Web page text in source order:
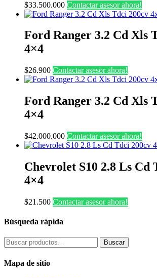
$33.500.000 Contactar asesor ahora!
Ford Ranger 3.2 Cd Xls
4×4
$26.900 Contactar asesor ahora!
Ford Ranger 3.2 Cd Xls
4×4
$42.000.000 Contactar asesor ahora!
Chevrolet S10 2.8 Ls Cd
4×4
$21.500 Contactar asesor ahora!
Búsqueda rápida
Buscar
por:
Buscar
Mapa de sitio